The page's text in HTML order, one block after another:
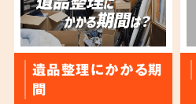
遺品整理にかかる期
間